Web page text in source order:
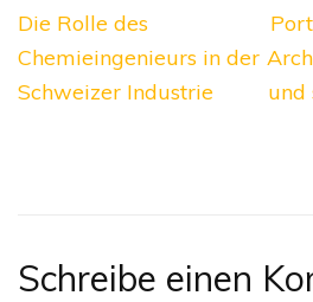
Die Rolle des
Chemieingenieurs in der
Schweizer Industrie
und
Schreibe einen